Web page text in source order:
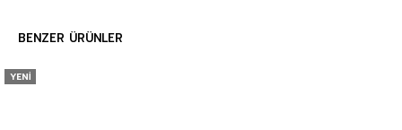
BENZER ÜRÜNLER
YENI